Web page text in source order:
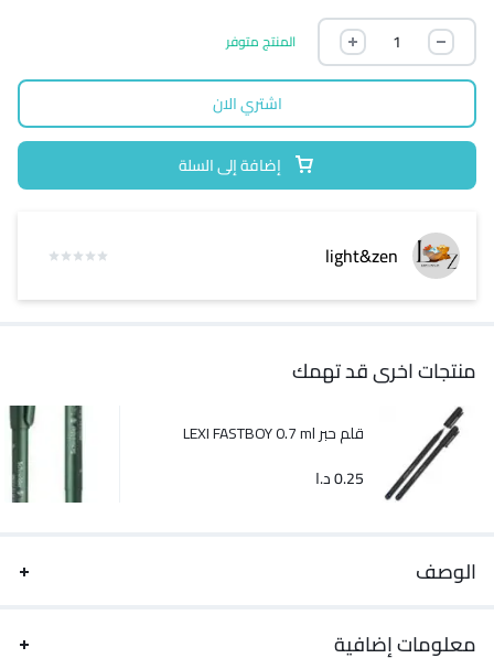
المنتج متوفر
إضافة إلى السلة
اشتري الان
light&zen
منتجات اخرى قد تهمك
قلم حبر LEXI FASTBOY 0.7 ml
0.25د.ا
الوصف
معلومات إضافية